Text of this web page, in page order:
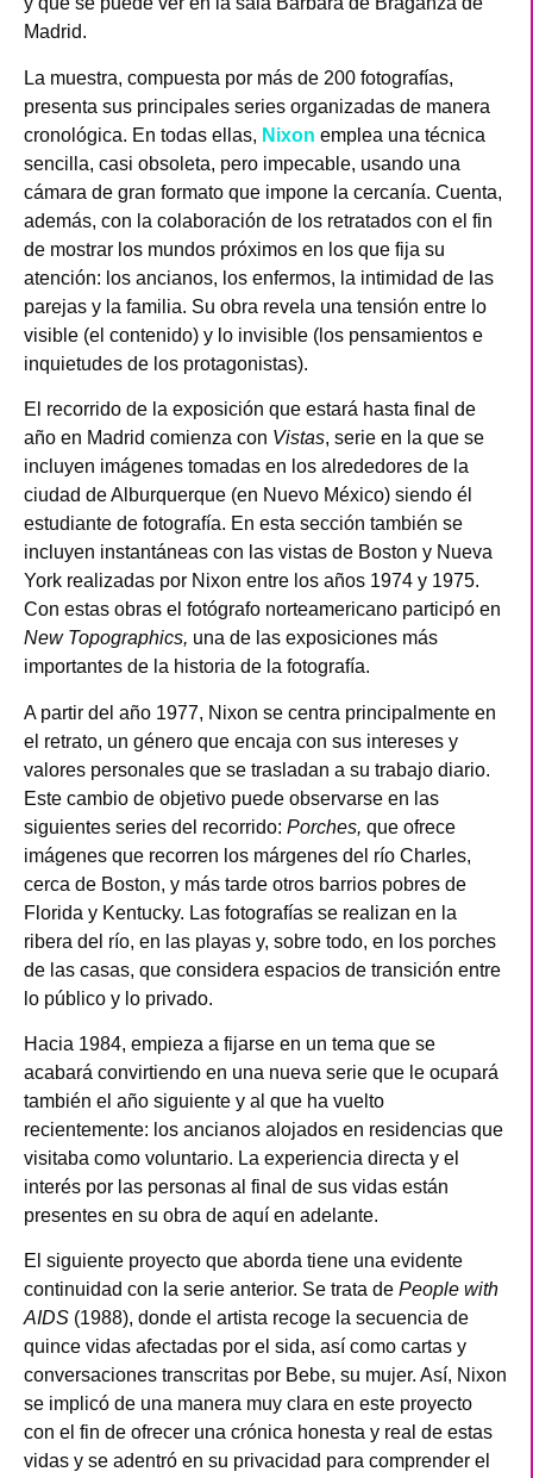
Madrid.
La muestra, compuesta por más de 200 fotografías,
presenta sus principales series organizadas de manera
cronológica. En todas ellas, Nixon emplea una técnica
sencilla, casi obsoleta, pero impecable, usando una
cámara de gran formato que impone la cercanía. Cuenta,
además, con la colaboración de los retratados con el fin
de mostrar los mundos próximos en los que fija su
atención: los ancianos, los enfermos, la intimidad de las
parejas y la familia. Su obra revela una tensión entre lo
visible (el contenido) y lo invisible (los pensamientos e
inquietudes de los protagonistas).
El recorrido de la exposición que estará hasta final de
año en Madrid comienza con Vistas, serie en la que se
incluyen imágenes tomadas en los alrededores de la
ciudad de Alburquerque (en Nuevo México) siendo él
estudiante de fotografía. En esta sección también se
incluyen instantáneas con las vistas de Boston y Nueva
York realizadas por Nixon entre los años 1974 y 1975.
Con estas obras el fotógrafo norteamericano participó en
New Topographics, una de las exposiciones más
importantes de la historia de la fotografía.
A partir del año 1977, Nixon se centra principalmente en
el retrato, un género que encaja con sus intereses y
valores personales que se trasladan a su trabajo diario.
Este cambio de objetivo puede observarse en las
siguientes series del recorrido: Porches, que ofrece
imágenes que recorren los márgenes del río Charles,
cerca de Boston, y más tarde otros barrios pobres de
Florida y Kentucky. Las fotografías se realizan en la
ribera del río, en las playas y, sobre todo, en los porches
de las casas, que considera espacios de transición entre
lo público y lo privado.
Hacia 1984, empieza a fijarse en un tema que se
acabará convirtiendo en una nueva serie que le ocupará
también el año siguiente y al que ha vuelto
recientemente: los ancianos alojados en residencias que
visitaba como voluntario. La experiencia directa y el
interés por las personas al final de sus vidas están
presentes en su obra de aquí en adelante.
El siguiente proyecto que aborda tiene una evidente
continuidad con la serie anterior. Se trata de People with
AIDS (1988), donde el artista recoge la secuencia de
quince vidas afectadas por el sida, así como cartas y
conversaciones transcritas por Bebe, su mujer. Así, Nixon
se implicó de una manera muy clara en este proyecto
con el fin de ofrecer una crónica honesta y real de estas
vidas y se adentró en su privacidad para comprender el